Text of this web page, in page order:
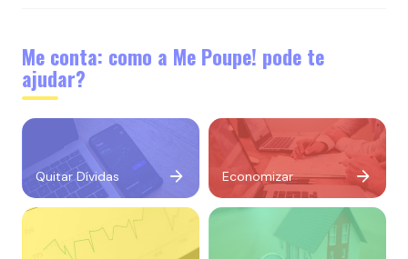
Me conta: como a Me Poupe! pode te
ajudar?
Quitar Dívidas Economizar